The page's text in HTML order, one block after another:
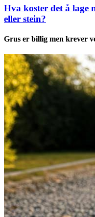
Hva koster det å lage
eller stein?
Grus er billig men krever